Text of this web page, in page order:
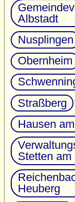
Albstadt
Nusplingen
Obernheim
Straßberg
Hausen
Stetten am
Heuberg